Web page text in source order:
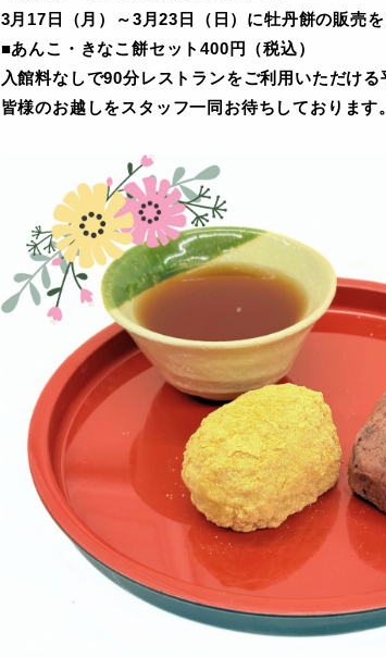
3月17日（月）～3月23日（日）に牡丹餅の販売を
■あんこ・きなこ餅セット400円（税込）
入館料なしで90分レストランをご利用いただける
皆様のお越しをスタッフ一同お待ちしております。